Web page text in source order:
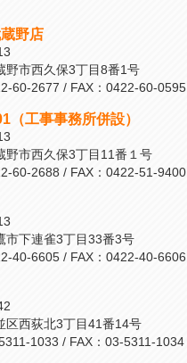
野店
野市西久保3丁目8番1号
60-2677 / FAX：0422-60-0595
（工事事務所併設）
野市西久保3丁目11番１号
60-2688 / FAX：0422-51-9400
市下連雀3丁目33番3号
40-6605 / FAX：0422-40-6606
区西荻北3丁目41番14号
1033 / FAX：03-5311-1034